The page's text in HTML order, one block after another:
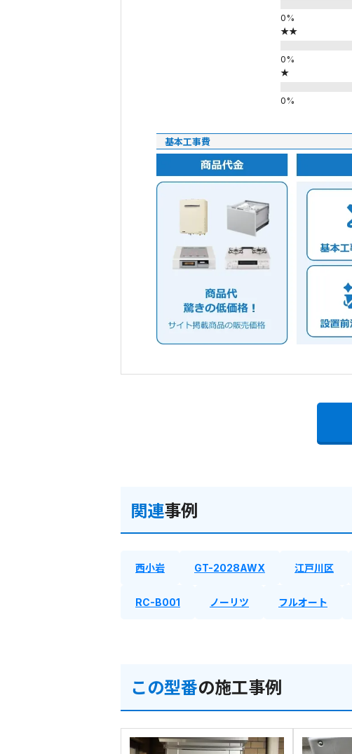
★★
★
基本工事費
関連事例
西小岩 GT-2028AWX 江戸川区
RC-B001 ノーリツ フルオート
この型番の施工事例